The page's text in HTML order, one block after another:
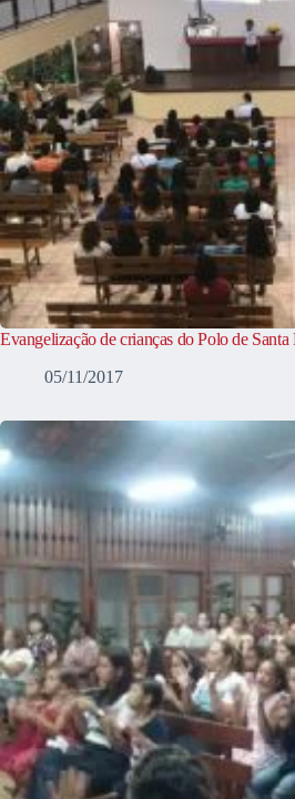
Evangelização de crianças do Polo de
05/11/2017